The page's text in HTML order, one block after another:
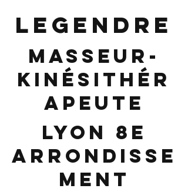
LEGENDRE
Masseur-
Kinésithér
apeute
Lyon 8e
Arrondisse
ment